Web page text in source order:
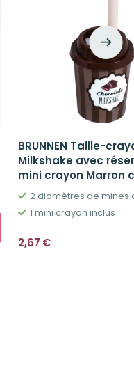
BRUNNEN Taille-
Milkshake avec
mini crayon Marron
2 diamètres de mines
1 mini crayon inclus
2,67 €